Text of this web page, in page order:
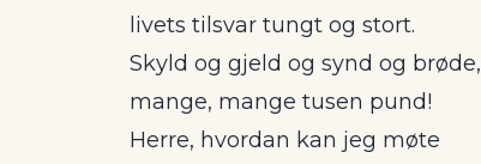
livets tilsvar tungt og stort.
Skyld og gjeld og synd og brøde,
mange, mange tusen pund!
Herre, hvordan kan jeg møte